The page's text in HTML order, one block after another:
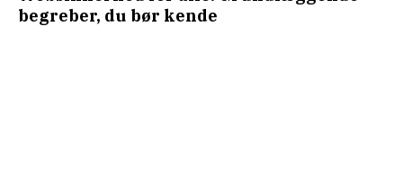
begreber, du bør kende